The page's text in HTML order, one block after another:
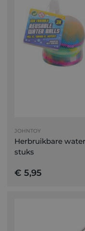
JOHNTOY
Herbruikbare
stuks
€ 5,95